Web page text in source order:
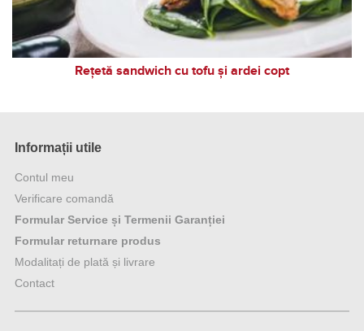
Rețetă sandwich cu tofu și ardei copt
Informații utile
Contul meu
Verificare comandă
Formular Service și Termenii Garanției
Formular returnare produs
Modalitați de plată și livrare
Contact